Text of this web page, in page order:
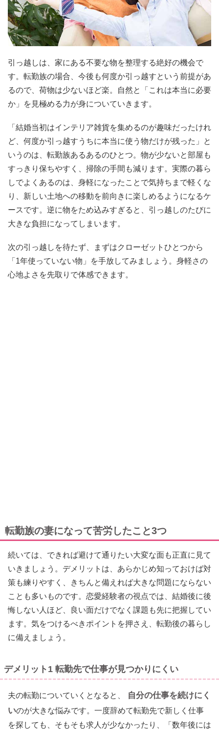
引っ越しは、家にある不要な物を整理する絶好の機会で
す。転勤族の場合、今後も何度か引っ越すという前提があ
るので、荷物は少ないほど楽。自然と「これは本当に必要
か」を見極める力が身についていきます。
「結婚当初はインテリア雑貨を集めるのが趣味だったけれ
ど、何度か引っ越すうちに本当に使う物だけが残った」と
いうのは、転勤族あるあるのひとつ。物が少ないと部屋も
すっきり保ちやすく、掃除の手間も減ります。実際の暮ら
しでよくあるのは、身軽になったことで気持ちまで軽くな
り、新しい土地への移動を前向きに楽しめるようになるケ
ースです。逆に物をため込みすぎると、引っ越しのたびに
大きな負担になってしまいます。
次の引っ越しを待たず、まずはクローゼットひとつから
「1年使っていない物」を手放してみましょう。身軽さの
心地よさを先取りで体感できます。
転勤族の妻になって苦労したこと3つ
続いては、できれば避けて通りたい大変な面も正直に見て
いきましょう。デメリットは、あらかじめ知っておけば対
策も練りやすく、きちんと備えれば大きな問題にならない
ことも多いものです。恋愛経験者の視点では、結婚後に後
悔しない人ほど、良い面だけでなく課題も先に把握してい
ます。気をつけるべきポイントを押さえ、転勤後の暮らし
に備えましょう。
デメリット1 転勤先で仕事が見つかりにくい
夫の転勤についていくとなると、
自分の仕事を続けにく
いのが大きな悩みです。一度辞めて転勤先で新しく仕事
を探しても、そもそも求人が少なかったり、「数年後には